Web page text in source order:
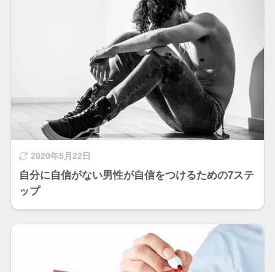
2020年5月22日
自分に自信がない男性が自信をつけるための7ステ
ップ